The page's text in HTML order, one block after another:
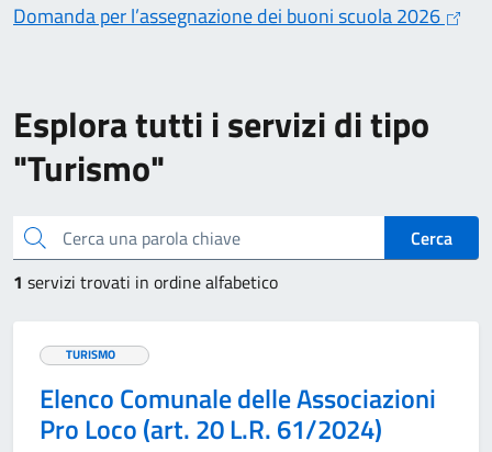
Esplora tutti i servizi di tipo
"Turismo"
Cerca una parola chiave
Cerca
1 servizi trovati in ordine alfabetico
TURISMO
Elenco Comunale delle Associazioni
Pro Loco (art. 20 L.R. 61/2024)
Domanda per l’assegnazione dei buoni scuola 2026